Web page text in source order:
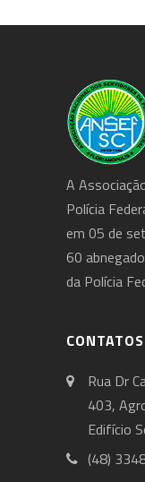
A
Polícia
em 05 de
60
da Polícia
CONTATOS
Rua Dr
403,
Edifício
(48)